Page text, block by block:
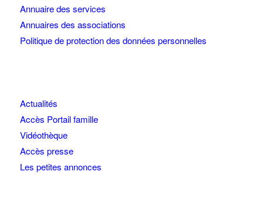
Annuaire des services
Annuaires des associations
Politique de protection des données personnelles
Actualités
Accès Portail famille
Vidéothèque
Accès presse
Les petites annonces